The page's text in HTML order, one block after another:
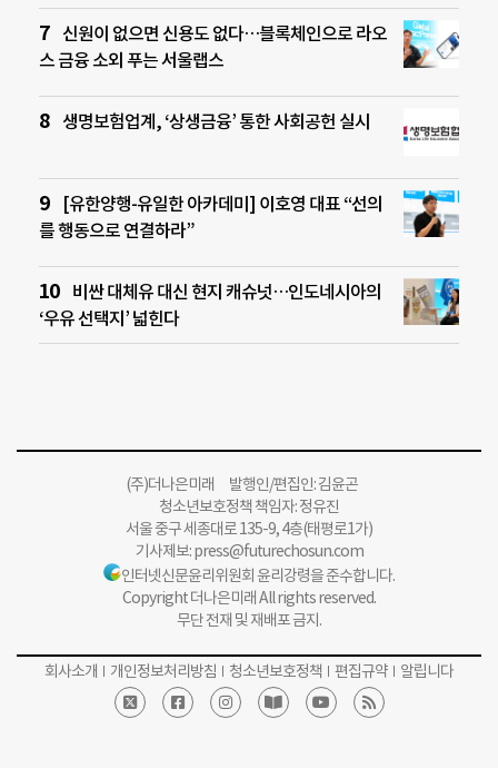
신원이 없으면 신용도 없다…블록체인으로 라오
스 금융 소외 푸는 서울랩스
생명보험업계, ‘상생금융’ 통한 사회공헌 실시
[유한양행-유일한 아카데미] 이호영 대표 “선의
를 행동으로 연결하라”
비싼 대체유 대신 현지 캐슈넛…인도네시아의
‘우유 선택지’ 넓힌다
(주)더나은미래 발행인/편집인: 김윤곤
청소년보호정책 책임자: 정유진
서울 중구 세종대로 135-9, 4층(태평로1가)
기사제보:press@futurechosun.com
인터넷신문윤리위원회 윤리강령을 준수합니다.
Copyright 더나은미래 All rights reserved.
무단 전재 및 재배포 금지.
회사소개 개인정보처리방침 청소년보호정책 편집규약 알립니다